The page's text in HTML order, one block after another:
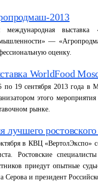
2013
международная
—
оценку.
WorldFood
по 19 сентября 2013 года в
этого
рынке.
лучшего
в КВЦ «ВертолЭкспо»
Ростовские
приедут опытные
Серова и президент